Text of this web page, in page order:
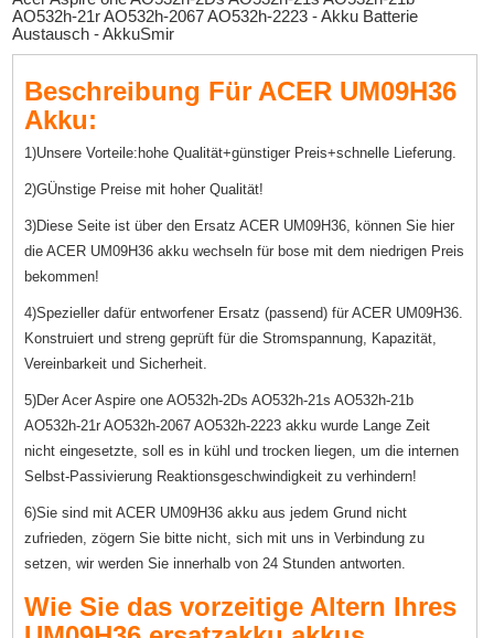
AO532h-21r AO532h-2067 AO532h-2223 - Akku Batterie
Austausch - AkkuSmir
Beschreibung Für ACER UM09H36
Akku:
1)Unsere Vorteile:hohe Qualität+günstiger Preis+schnelle Lieferung.
2)GÜnstige Preise mit hoher Qualität!
3)Diese Seite ist über den Ersatz ACER UM09H36, können Sie hier
die ACER UM09H36 akku wechseln für bose mit dem niedrigen Preis
bekommen!
4)Spezieller dafür entworfener Ersatz (passend) für ACER UM09H36.
Konstruiert und streng geprüft für die Stromspannung, Kapazität,
Vereinbarkeit und Sicherheit.
5)Der Acer Aspire one AO532h-2Ds AO532h-21s AO532h-21b
AO532h-21r AO532h-2067 AO532h-2223 akku wurde Lange Zeit
nicht eingesetzte, soll es in kühl und trocken liegen, um die internen
Selbst-Passivierung Reaktionsgeschwindigkeit zu verhindern!
6)Sie sind mit ACER UM09H36 akku aus jedem Grund nicht
zufrieden, zögern Sie bitte nicht, sich mit uns in Verbindung zu
setzen, wir werden Sie innerhalb von 24 Stunden antworten.
Wie Sie das vorzeitige Altern Ihres